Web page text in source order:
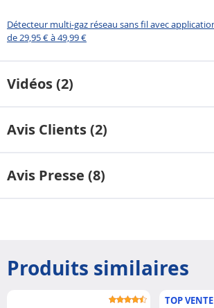
Détecteur multi-gaz réseau sans fil avec
de 29,95 € à 49,99 €
Vidéos (2)
Avis Clients (2)
Avis Presse (8)
Produits similaires
TOP VENTE